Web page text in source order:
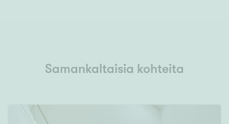
Samankaltaisia kohteita